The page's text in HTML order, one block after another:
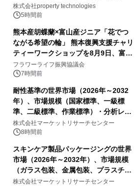
PropTechはどう組み替えるか）｜
PropTech-Lab
株式会社property technologies
5時間前
熊本産胡蝶蘭×富山産ジニア「花でつ
ながる希望の輪」 熊本復興支援チャリ
ティーワークショップを8月9日、富
山・射水で開催
フラワーライフ振興協議会
7時間前
耐性基準の世界市場（2026年～2032
年）、市場規模（国家標準、一級標
準、二級標準、作業標準）・分析レポ
ートを発表
株式会社マーケットリサーチセンター
8時間前
スキンケア製品パッケージングの世界
市場（2026年～2032年）、市場規模
（ガラス包装、金属包装、プラスチッ
ク包装、その他）・分析レポートを発
株式会社マーケットリサーチセンター